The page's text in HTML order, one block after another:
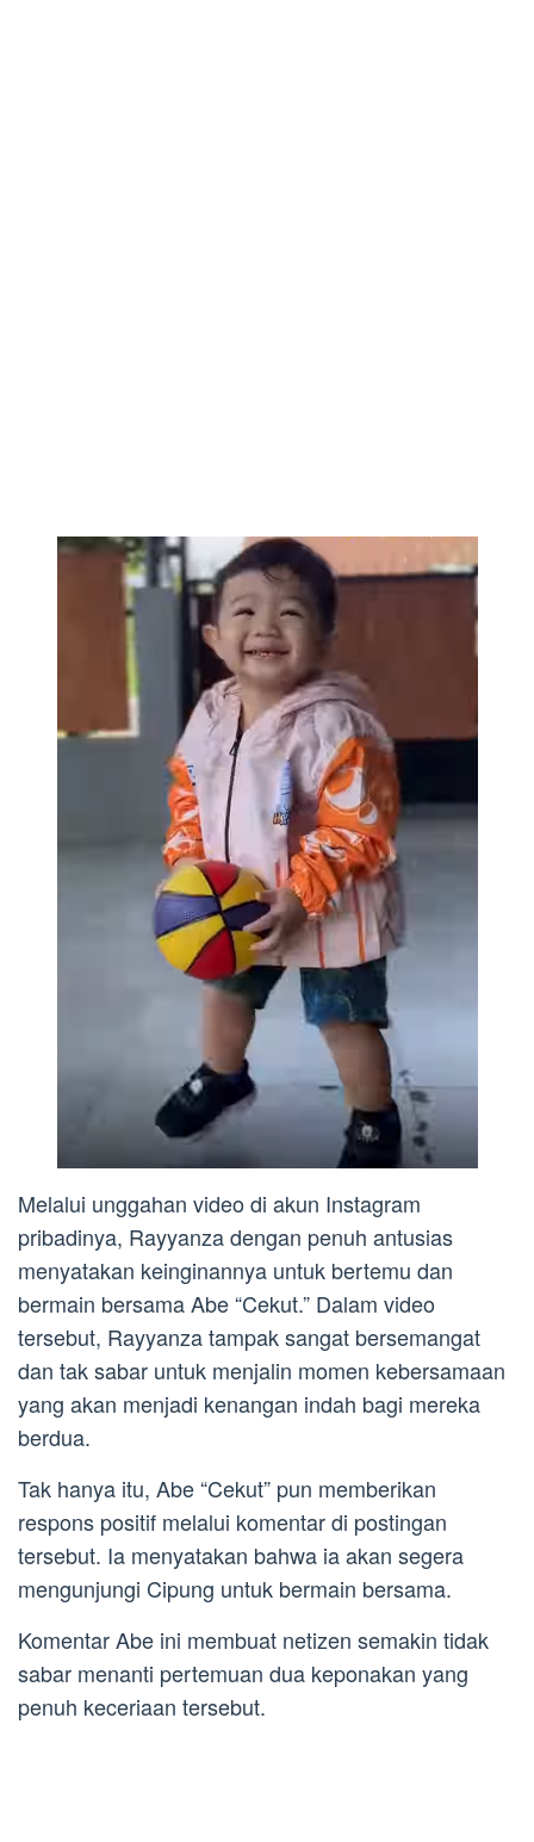
Melalui unggahan video di akun Instagram
pribadinya, Rayyanza dengan penuh antusias
menyatakan keinginannya untuk bertemu dan
bermain bersama Abe “Cekut.” Dalam video
tersebut, Rayyanza tampak sangat bersemangat
dan tak sabar untuk menjalin momen kebersamaan
yang akan menjadi kenangan indah bagi mereka
berdua.
Tak hanya itu, Abe “Cekut” pun memberikan
respons positif melalui komentar di postingan
tersebut. Ia menyatakan bahwa ia akan segera
mengunjungi Cipung untuk bermain bersama.
Komentar Abe ini membuat netizen semakin tidak
sabar menanti pertemuan dua keponakan yang
penuh keceriaan tersebut.